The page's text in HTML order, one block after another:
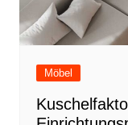
Möbel